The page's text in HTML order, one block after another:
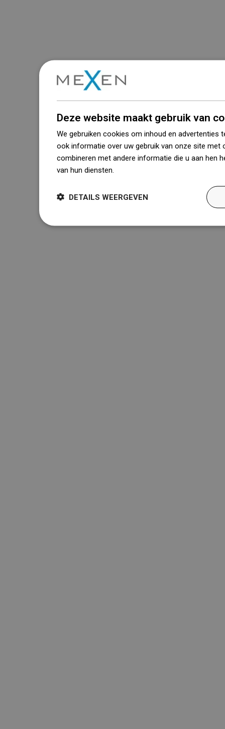
Deze website maakt gebruik van
We gebruiken cookies om inhoud en advertenties
ook informatie over uw gebruik van onze site met
combineren met andere informatie die u aan hen
van hun diensten.
DETAILS WEERGEVEN